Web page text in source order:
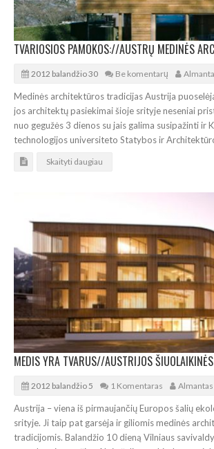
2012 balandžio 30 Be komentarų
Medinės architektūros tradicijas Austrija
jos architektų pasiekimai šioje srityje neseniai
nuo gegužės 3 dienos su jais galima susipažinti ir
technologijos universiteto Statybos ir
Skaityti daugiau
2012 balandžio 5 1 Komentaras
Austrija – viena iš pirmaujančių Europos šalių
srityje. Ji taip pat garsėja ir giliomis medinės
tradicijomis. Balandžio 10 dieną Vilniaus